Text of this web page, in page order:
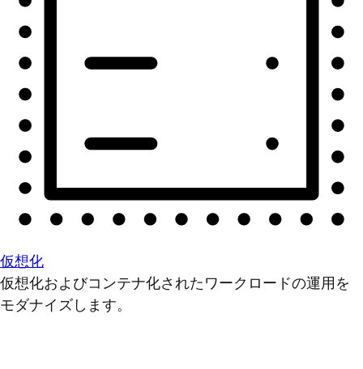
仮想化
仮想化およびコンテナ化されたワークロードの運用を
モダナイズします。